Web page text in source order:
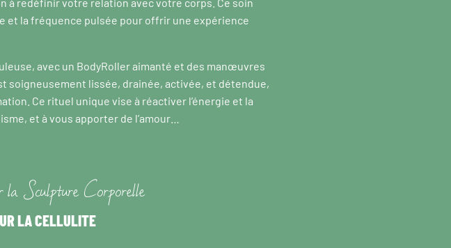
et la fréquence pulsée pour offrir une expérience
avec un BodyRoller aimanté et des manœuvres
soigneusement lissée, drainée, activée, et détendue,
Ce rituel unique vise à réactiver l’énergie et la
et à vous apporter de l’amour…
la Sculpture Corporelle
LA CELLULITE